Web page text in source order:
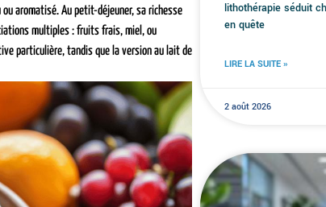
aromatisé. Au petit-déjeuner, sa richesse
multiples : fruits frais, miel, ou
particulière, tandis que la version au lait de
lithothérapie séduit
en quête
LIRE LA SUITE »
2 août 2026